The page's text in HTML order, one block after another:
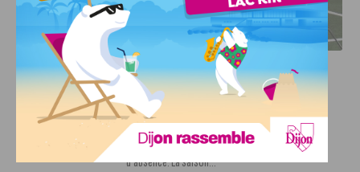
DFCO : RENCONTRE AVEC PIERRE-HENRI DEBALLON,
L’ARTISAN DE LA MONTÉE EN LIGUE 2
INFOS SPORT
DFCO : Rencontre avec Pierre-Henri
Deballon, l’artisan de la montée en
Ligue 2
7 AOÛT, 2026
Le DFCO est de retour en Ligue 2 après trois ans
d’absence. La saison...